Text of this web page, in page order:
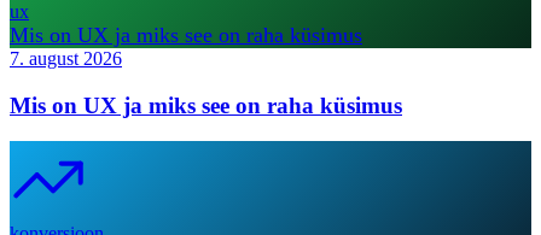
ux
Mis on UX ja miks see on raha küsimus
7. august 2026
Mis on UX ja miks see on raha küsimus